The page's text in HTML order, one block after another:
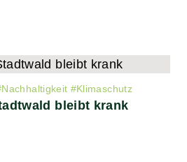
Nachhaltigkeit #Klimaschutz
bleibt krank